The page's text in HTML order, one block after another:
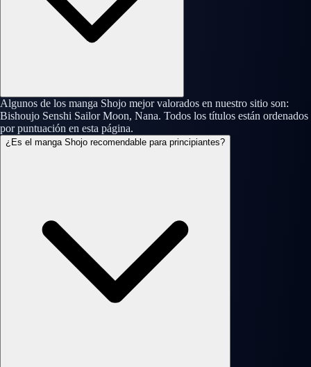
Algunos de los manga Shojo mejor valorados en nuestro sitio son:
Bishoujo Senshi Sailor Moon, Nana. Todos los títulos están ordenados
por puntuación en esta página.
¿Es el manga Shojo recomendable para principiantes?